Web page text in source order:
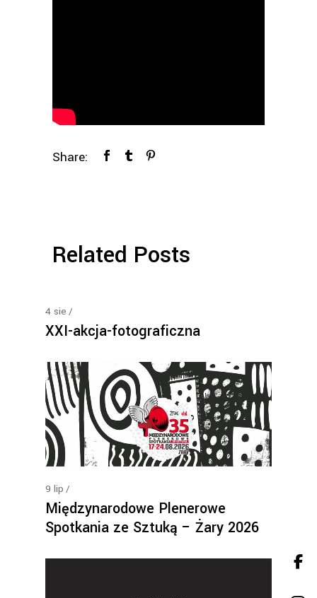
Share:
Related Posts
4 sie
XXI-akcja-fotograficzna
9 lip
Międzynarodowe Plenerowe
Spotkania ze Sztuką – Żary 2026